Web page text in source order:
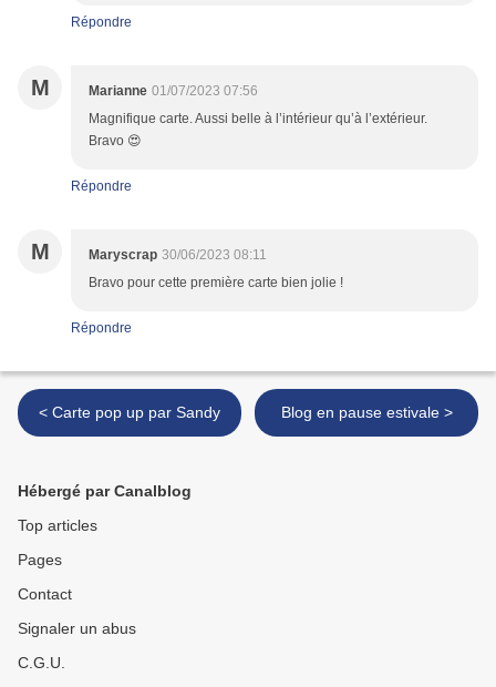
Répondre
M Marianne 01/07/2023 07:56
Magnifique carte. Aussi belle à l’intérieur qu’à l’extérieur.
Bravo 😍
Répondre
M Maryscrap 30/06/2023 08:11
Bravo pour cette première carte bien jolie !
Répondre
< Carte pop up par Sandy Blog en pause estivale >
Hébergé par Canalblog
Top articles
Pages
Contact
Signaler un abus
C.G.U.